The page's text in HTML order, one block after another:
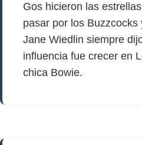
Gos hicieron las
pasar por los Buzzcocks
Jane Wiedlin siempre
influencia fue crecer en
chica Bowie.